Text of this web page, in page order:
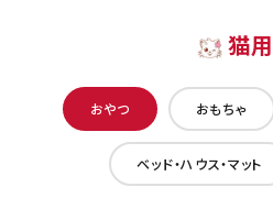
猫
おやつ おもちゃ
ベッド・ハウス・マット